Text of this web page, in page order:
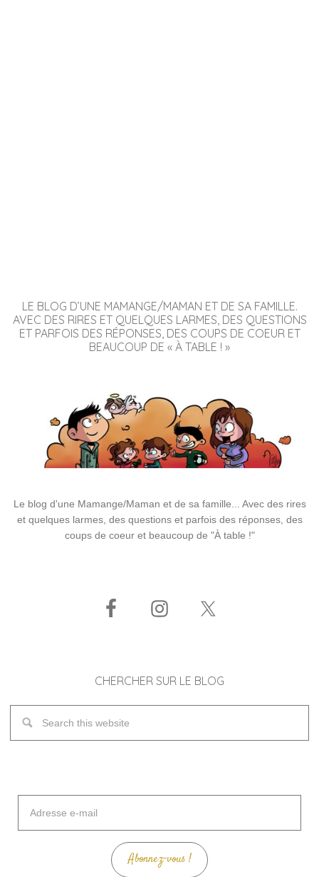
LE BLOG D’UNE MAMANGE/MAMAN ET DE SA FAMILLE.
AVEC DES RIRES ET QUELQUES LARMES, DES QUESTIONS
ET PARFOIS DES RÉPONSES, DES COUPS DE COEUR ET
BEAUCOUP DE « À TABLE ! »
Le blog d'une Mamange/Maman et de sa famille... Avec des rires
et quelques larmes, des questions et parfois des réponses, des
coups de coeur et beaucoup de "À table !"
CHERCHER SUR LE BLOG
mail
Abonnez-vous !